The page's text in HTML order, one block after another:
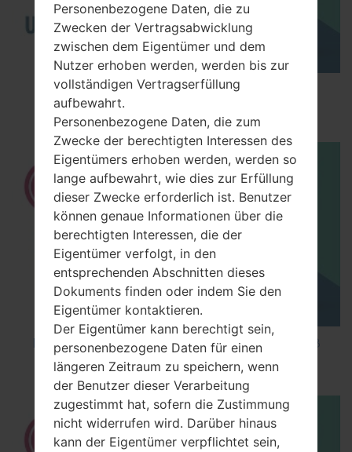
How to Enable Developer Options & USB
Debugging on LG ?
How to Factory Reset through code on LG K8
M200E?
Personenbezogene Daten, die zu
Zwecken der Vertragsabwicklung
zwischen dem Eigentümer und dem
Nutzer erhoben werden, werden bis zur
vollständigen Vertragserfüllung
aufbewahrt.
Personenbezogene Daten, die zum
Zwecke der berechtigten Interessen des
Eigentümers erhoben werden, werden so
lange aufbewahrt, wie dies zur Erfüllung
dieser Zwecke erforderlich ist. Benutzer
können genaue Informationen über die
berechtigten Interessen, die der
Eigentümer verfolgt, in den
entsprechenden Abschnitten dieses
Dokuments finden oder indem Sie den
Eigentümer kontaktieren.
Der Eigentümer kann berechtigt sein,
personenbezogene Daten für einen
längeren Zeitraum zu speichern, wenn
der Benutzer dieser Verarbeitung
zugestimmt hat, sofern die Zustimmung
nicht widerrufen wird. Darüber hinaus
kann der Eigentümer verpflichtet sein,